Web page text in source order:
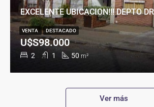
2 1 50 m²
U$S98.000
VENTA DESTACADO
Ver más